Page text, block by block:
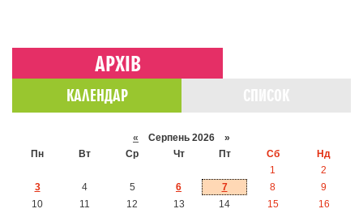
АРХІВ
КАЛЕНДАР
« Серпень 2026 »
Пн
Вт Ср Чт Пт Сб
Нд
1
2
3
4 5 6 7 8
9
10
11 12 13 14 15
16